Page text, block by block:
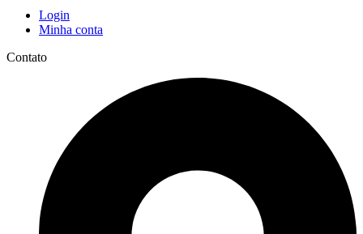
Login
Minha conta
Contato